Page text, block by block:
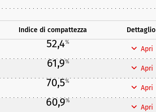
Indice di compattezza Dettaglio
52,4%
Apri
61,9%
Apri
70,5%
Apri
60,9%
Apri